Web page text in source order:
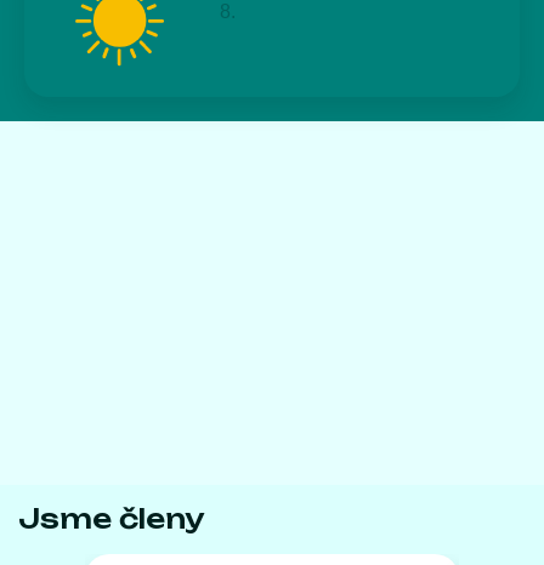
8.
Jsme členy